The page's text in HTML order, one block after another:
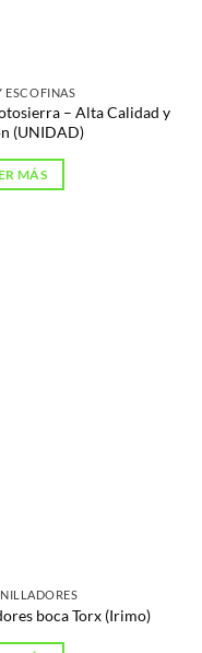
ESCOFINAS
– Alta Calidad y
(UNIDAD)
MÁS
boca Torx (Irimo)